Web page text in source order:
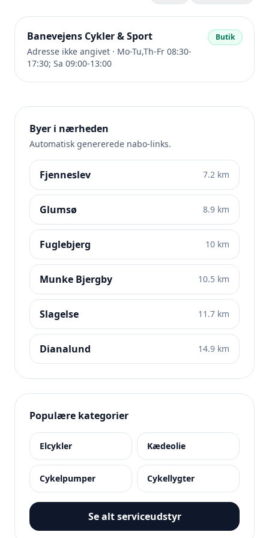
Banevejens Cykler & Sport
Adresse ikke angivet · Mo-Tu,Th-Fr 08:30-
17:30; Sa 09:00-13:00
Butik
Byer i nærheden
Automatisk genererede nabo-links.
Fjenneslev 7.2 km
Glumsø 8.9 km
Fuglebjerg 10 km
Munke Bjergby 10.5 km
Slagelse 11.7 km
Dianalund 14.9 km
Populære kategorier
Elcykler Kædeolie
Cykelpumper Cykellygter
Se alt serviceudstyr